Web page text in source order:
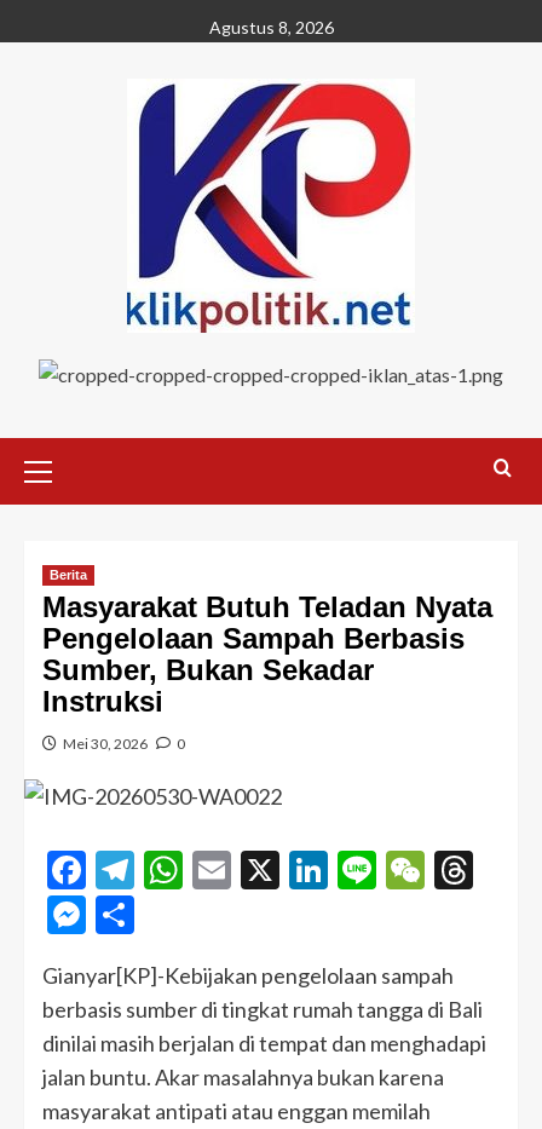
Agustus 8, 2026
Berita
Masyarakat Butuh Teladan Nyata
Pengelolaan Sampah Berbasis
Sumber, Bukan Sekadar
Instruksi
Mei 30, 2026 0
Facebook
Telegram
WhatsApp
Email
X LinkedIn
Line
Messenger
Gianyar[KP]-Kebijakan pengelolaan sampah
berbasis sumber di tingkat rumah tangga di Bali
dinilai masih berjalan di tempat dan menghadapi
jalan buntu. Akar masalahnya bukan karena
masyarakat antipati atau enggan memilah